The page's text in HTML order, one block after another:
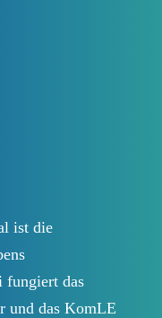
ist die
fungiert das
und das KomLE